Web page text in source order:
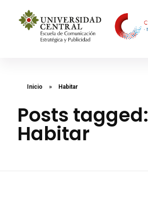
Inicio » Habitar
Posts tagged:
Habitar